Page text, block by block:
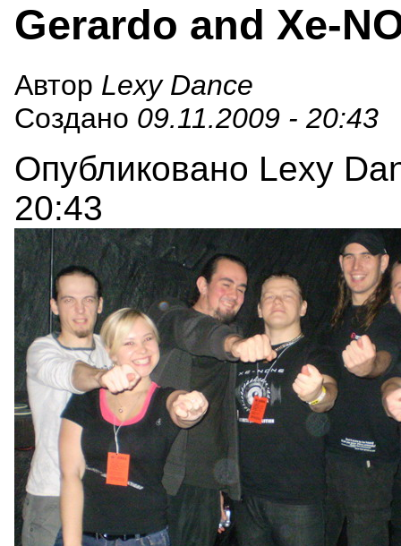
Gerardo and Xe-
Автор Lexy Dance
Создано 09.11.2009 - 20:43
Опубликовано Lexy
20:43